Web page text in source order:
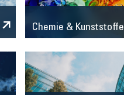
Chemie & Kunststoffe